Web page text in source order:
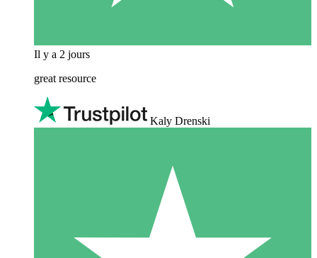
Il y a 2 jours
great resource
Kaly Drenski